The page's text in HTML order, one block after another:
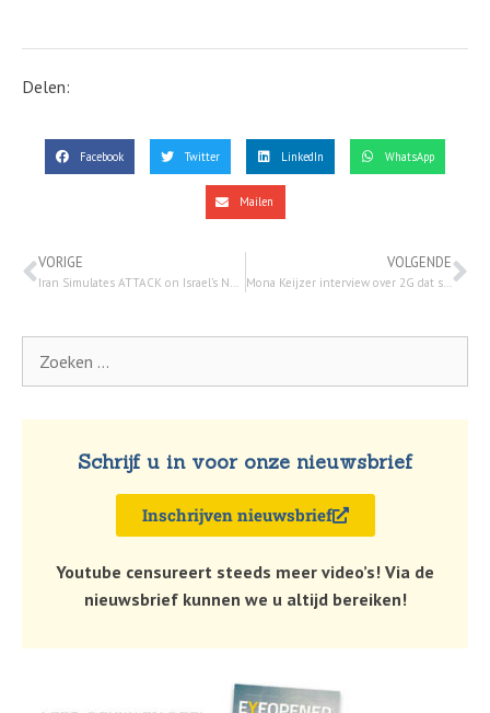
Delen:
Facebook Twitter LinkedIn WhatsApp
Mailen
VORIGE
Iran Simulates ATTACK on Israel’s Nuclear Reactor: Hezbollah Aiding Houthis | Watchman Newscast (27 dec. 2021)
VOLGENDE
Mona Keijzer interview over 2G dat strijdig is met Grondwet, jongeren met 25% fataal depressie idee. (30-12-2021)
Schrijf u in voor onze nieuwsbrief
Inschrijven nieuwsbrief
Youtube censureert steeds meer video’s! Via de
nieuwsbrief kunnen we u altijd bereiken!